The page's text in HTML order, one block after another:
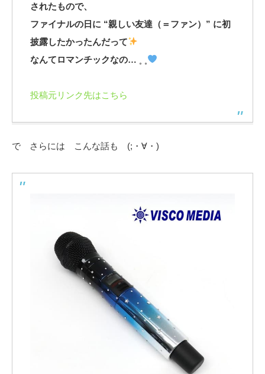
されたもので、
ファイナルの日に “親しい友達（＝ファン）” に初
披露したかったんだって
なんてロマンチックなの… ˳ ˳
投稿元リンク先はこちら
で さらには こんな話も (;・∀・)